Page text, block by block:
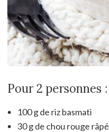
Pour 2 personnes :
100 g de riz basmati
30 g de chou rouge râpé